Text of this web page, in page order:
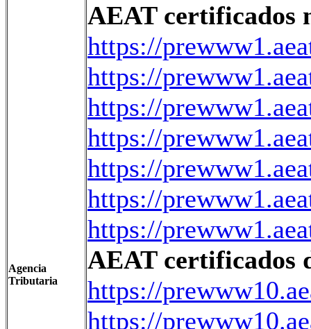
Agencia
Tributaria
AEAT certificados
https://
https://
https://
https://
https://
https://
https://
AEAT certificados
https://
https://